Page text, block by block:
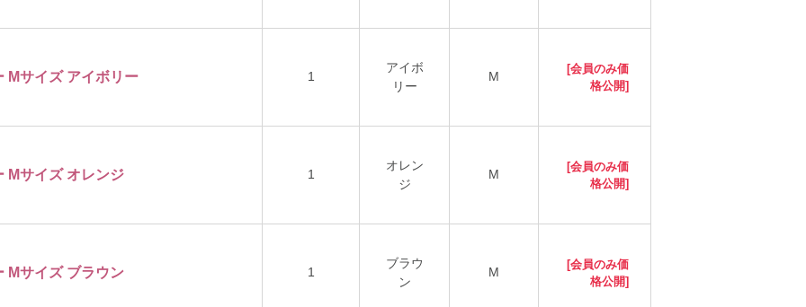
Mサイズ アイボリー 1
アイボ
リー
M
[会員のみ価
格公開]
Mサイズ オレンジ 1
オレン
ジ
M
[会員のみ価
格公開]
Mサイズ ブラウン 1
ブラウ
ン
M
[会員のみ価
格公開]